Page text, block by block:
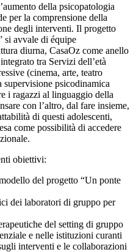
della psicopatologia
per la comprensione della
degli interventi. Il progetto
si avvale di équipe
diurna, CasaOz come anello
tra Servizi dell’età
(cinema, arte, teatro
psicodinamica
i ragazzi al linguaggio della
con l’altro, dal fare insieme,
di questi adolescenti,
come possibilità di accedere
obiettivi:
del progetto “Un ponte
dei laboratori di gruppo per
del setting di gruppo
e nelle istituzioni curanti
interventi e le collaborazioni